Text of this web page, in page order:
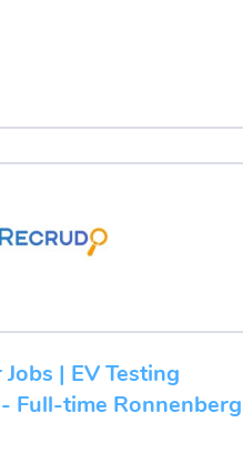
| EV Testing
Full-time Ronnenberg